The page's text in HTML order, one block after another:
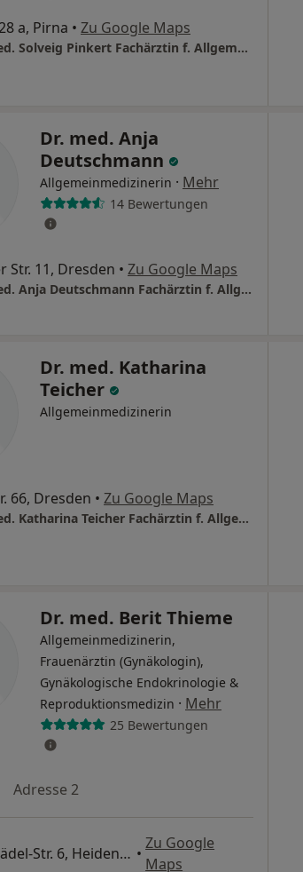
a, Pirna • Zu Google Maps
Praxis Dr.med. Solveig Pinkert Fachärztin f. Allgemeinmedizin
Dr. med. Anja
Deutschmann
Allgemeinmedizinerin · Mehr
14 Bewertungen
Str. 11, Dresden • Zu Google Maps
Praxis Dr.med. Anja Deutschmann Fachärztin f. Allgemeinmedizin
Dr. med. Katharina
Teicher
Allgemeinmedizinerin
66, Dresden • Zu Google Maps
Praxis Dr.med. Katharina Teicher Fachärztin f. Allgemeinmedizin
Dr. med. Berit Thieme
Allgemeinmedizinerin,
Frauenärztin (Gynäkologin),
Gynäkologische Endokrinologie &
Reproduktionsmedizin · Mehr
25 Bewertungen
Adresse 2
Siegfried-Rädel-Str. 6, Heidenau •
Zu Google
Maps